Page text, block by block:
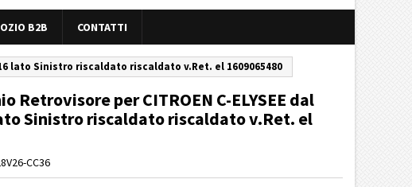
B2B CONTATTI
lato Sinistro riscaldato riscaldato v.Ret. el 1609065480
Retrovisore per CITROEN C-ELYSEE dal
Sinistro riscaldato riscaldato v.Ret. el
CC36